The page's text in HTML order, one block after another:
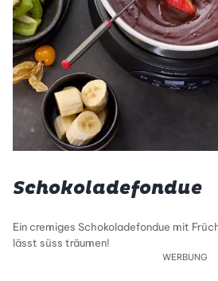
Schokoladefondue
Ein cremiges Schokoladefondue mit
lässt süss träumen!
WERBUNG